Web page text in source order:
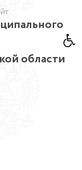
области